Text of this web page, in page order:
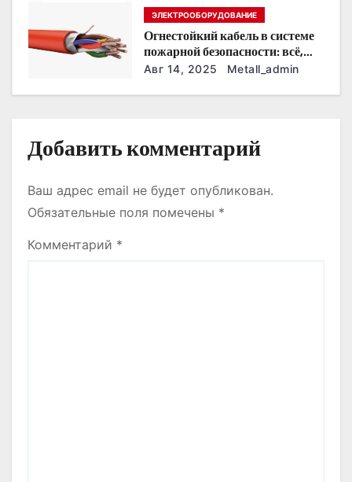
и
я
ЭЛЕКТРООБОРУДОВАНИЕ
Огнестойкий кабель в системе
пожарной безопасности: всё,
что нужно знать
Авг 14, 2025 Metall_admin
Добавить комментарий
Ваш адрес email не будет опубликован.
Обязательные поля помечены *
Комментарий *